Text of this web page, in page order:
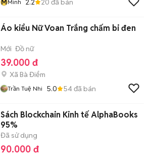
Minh
Áo kiểu Nữ Voan Trắng chấm bi đen
Mới Đồ nữ
39.000 đ
Xã Bà Điểm
Trần Tuệ Nhi 5.0 54đã bán
Sách Blockchain Kinh tế AlphaBooks
95%
Đã sử dụng
90.000 đ